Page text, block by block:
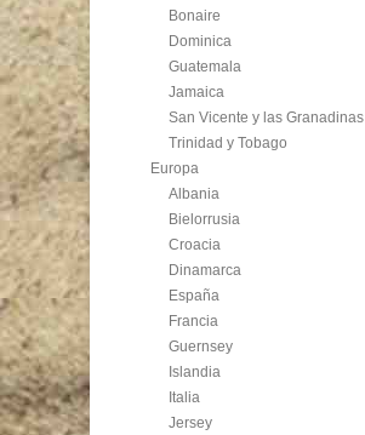
Bonaire
Dominica
Guatemala
Jamaica
San Vicente y las Granadinas
Trinidad y Tobago
Europa
Albania
Bielorrusia
Croacia
Dinamarca
España
Francia
Guernsey
Islandia
Italia
Jersey